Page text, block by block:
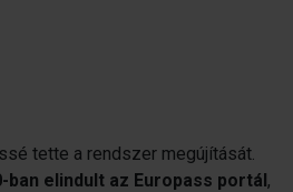
tette a rendszer megújítását.
ban elindult az Europass portál,